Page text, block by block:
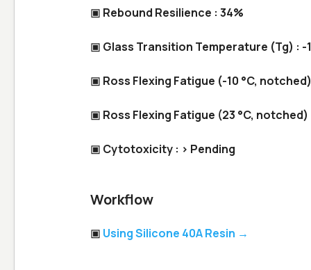
▣ Rebound Resilience : 34%
▣ Glass Transition Temperature (Tg) : -
▣ Ross Flexing Fatigue (-10 °C,
▣ Ross Flexing Fatigue (23 °C,
▣ Cytotoxicity : > Pending
Workflow
▣ Using Silicone 40A Resin →